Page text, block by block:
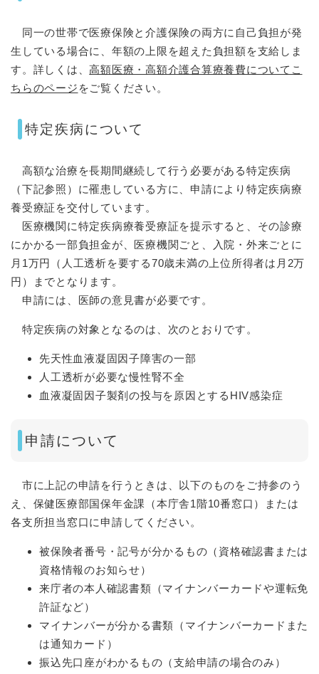
同一の世帯で医療保険と介護保険の両方に自己負担が発
生している場合に、年額の上限を超えた負担額を支給しま
す。詳しくは、高額医療・高額介護合算療養費についてこ
ちらのページ をご覧ください。
特定疾病について
高額な治療を長期間継続して行う必要がある特定疾病
（下記参照）に罹患している方に、申請により特定疾病療
養受療証を交付しています。
医療機関に特定疾病療養受療証を提示すると、その診療
にかかる一部負担金が、医療機関ごと、入院・外来ごとに
月1万円（人工透析を要する70歳未満の上位所得者は月2万
円）までとなります。
申請には、医師の意見書が必要です。
特定疾病の対象となるのは、次のとおりです。
先天性血液凝固因子障害の一部
人工透析が必要な慢性腎不全
血液凝固因子製剤の投与を原因とするHIV感染症
申請について
市に上記の申請を行うときは、以下のものをご持参のう
え、保健医療部国保年金課（本庁舎1階10番窓口）または
各支所担当窓口に申請してください。
被保険者番号・記号が分かるもの（資格確認書または
資格情報のお知らせ）
来庁者の本人確認書類（マイナンバーカードや運転免
許証など）
マイナンバーが分かる書類（マイナンバーカードまた
は通知カード）
振込先口座がわかるもの（支給申請の場合のみ）